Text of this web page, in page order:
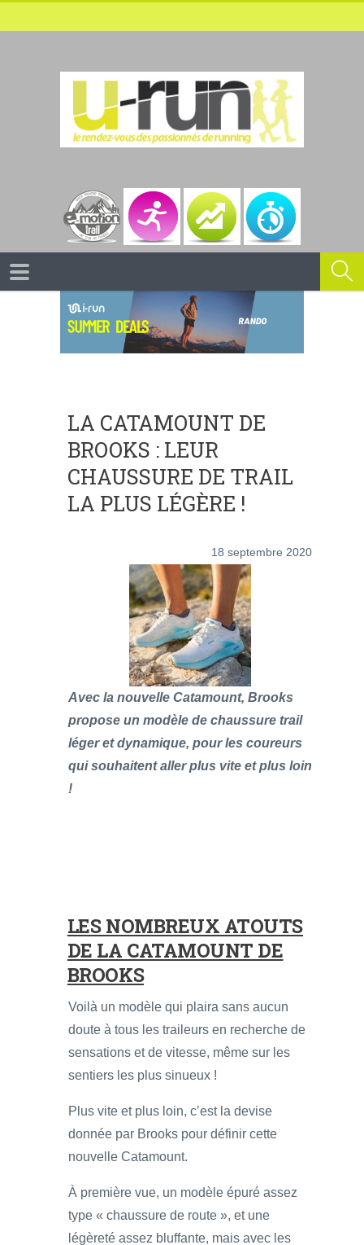
LA CATAMOUNT DE
BROOKS : LEUR
CHAUSSURE DE TRAIL
LA PLUS LÉGÈRE !
18 septembre 2020
Avec la nouvelle Catamount, Brooks
propose un modèle de chaussure trail
léger et dynamique, pour les coureurs
qui souhaitent aller plus vite et plus loin
!
LES NOMBREUX ATOUTS
DE LA CATAMOUNT DE
BROOKS
Voilà un modèle qui plaira sans aucun
doute à tous les traileurs en recherche de
sensations et de vitesse, même sur les
sentiers les plus sinueux !
Plus vite et plus loin, c’est la devise
donnée par Brooks pour définir cette
nouvelle Catamount.
À première vue, un modèle épuré assez
type « chaussure de route », et une
légèreté assez bluffante, mais avec les